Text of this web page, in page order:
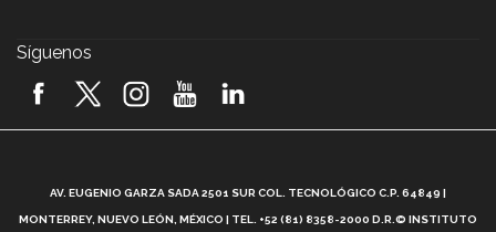
2026! (video)
¿Cómo es el Modelo Educativo Tec? (video)
Síguenos
AV. EUGENIO GARZA SADA 2501 SUR COL. TECNOLÓGICO C.P. 64849 |
MONTERREY, NUEVO LEÓN, MÉXICO | TEL. +52 (81) 8358-2000 D.R.© INSTITUTO